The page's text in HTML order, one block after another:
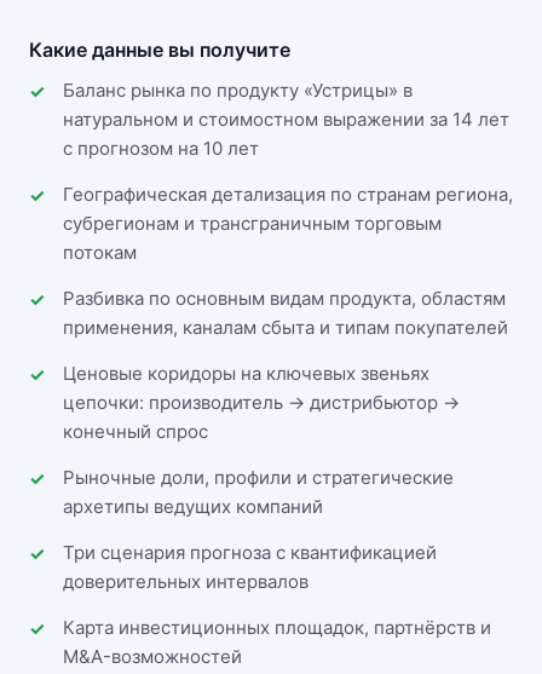
Какие данные вы получите
Баланс рынка по продукту «Устрицы» в
натуральном и стоимостном выражении за 14 лет
с прогнозом на 10 лет
Географическая детализация по странам региона,
субрегионам и трансграничным торговым
потокам
Разбивка по основным видам продукта, областям
применения, каналам сбыта и типам покупателей
Ценовые коридоры на ключевых звеньях
цепочки: производитель → дистрибьютор →
конечный спрос
Рыночные доли, профили и стратегические
архетипы ведущих компаний
Три сценария прогноза с квантификацией
доверительных интервалов
Карта инвестиционных площадок, партнёрств и
M&A-возможностей